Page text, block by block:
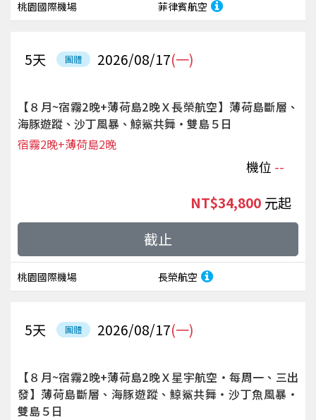
桃園國際機場 菲律賓航空
團體 2026/08/17(一)
5天
【８月~宿霧2晚+薄荷島2晚Ｘ長榮航空】薄荷島斷層、
海豚遊蹤、沙丁風暴、鯨鯊共舞‧雙島５日
機位 --
宿霧2晚+薄荷島2晚
桃園國際機場 長榮航空
NT$34,800 起
截止
團體 2026/08/17(一)
5天
【８月~宿霧2晚+薄荷島2晚Ｘ星宇航空‧每周一、三出
發】薄荷島斷層、海豚遊蹤、鯨鯊共舞‧沙丁魚風暴‧
雙島５日